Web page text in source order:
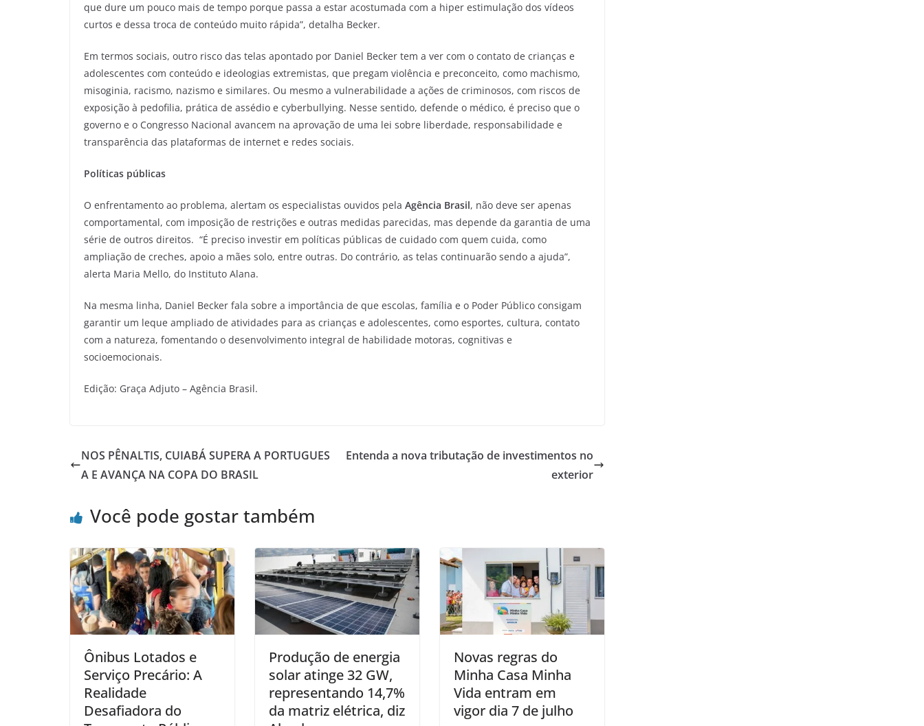
que dure um pouco mais de tempo porque passa a estar acostumada com a hiper estimulação dos vídeos
curtos e dessa troca de conteúdo muito rápida”, detalha Becker.
Em termos sociais, outro risco das telas apontado por Daniel Becker tem a ver com o contato de crianças e
adolescentes com conteúdo e ideologias extremistas, que pregam violência e preconceito, como machismo,
misoginia, racismo, nazismo e similares. Ou mesmo a vulnerabilidade a ações de criminosos, com riscos de
exposição à pedofilia, prática de assédio e cyberbullying. Nesse sentido, defende o médico, é preciso que o
governo e o Congresso Nacional avancem na aprovação de uma lei sobre liberdade, responsabilidade e
transparência das plataformas de internet e redes sociais.
Políticas públicas
O enfrentamento ao problema, alertam os especialistas ouvidos pela Agência Brasil, não deve ser apenas
comportamental, com imposição de restrições e outras medidas parecidas, mas depende da garantia de uma
série de outros direitos. “É preciso investir em políticas públicas de cuidado com quem cuida, como
ampliação de creches, apoio a mães solo, entre outras. Do contrário, as telas continuarão sendo a ajuda”,
alerta Maria Mello, do Instituto Alana.
Na mesma linha, Daniel Becker fala sobre a importância de que escolas, família e o Poder Público consigam
garantir um leque ampliado de atividades para as crianças e adolescentes, como esportes, cultura, contato
com a natureza, fomentando o desenvolvimento integral de habilidade motoras, cognitivas e
socioemocionais.
Edição: Graça Adjuto – Agência Brasil.
NOS PÊNALTIS, CUIABÁ SUPERA A PORTUGUES
A E AVANÇA NA COPA DO BRASIL
Entenda a nova tributação de investimentos no
exterior
Você pode gostar também
Ônibus Lotados e
Serviço Precário: A
Realidade
Desafiadora do
Produção de energia
solar atinge 32 GW,
representando 14,7%
da matriz elétrica, diz
Novas regras do
Minha Casa Minha
Vida entram em
vigor dia 7 de julho